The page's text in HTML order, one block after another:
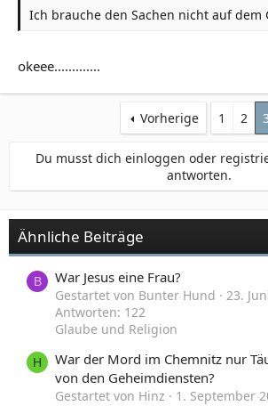
Ich brauche den Sachen nicht auf dem
okeee.............
Vorherige 1 2 3
Du musst dich einloggen oder
antworten.
Ähnliche Beiträge
B War Jesus eine Frau?
Gestartet von Bunter Hund
23.
Antworten: 122
Glaube und Religion
H
War der Mord im Chemnitz nur
von den Geheimdiensten?
Gestartet von Hinz 1. September